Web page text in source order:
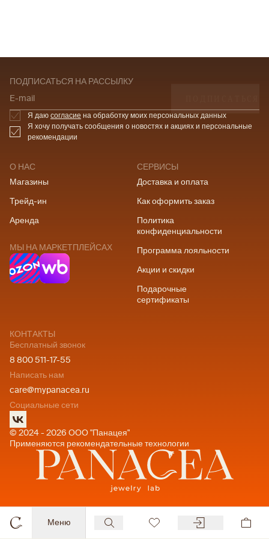
Меню
О НАС
Магазины
Трейд-ин
Аренда
МЫ НА МАРКЕТПЛЕЙСАХ
СЕРВИСЫ
Доставка и оплата
Как оформить заказ
Политика
конфиденциальности
Программа лояльности
Акции и скидки
Подарочные
сертификаты
КОНТАКТЫ
Бесплатный звонок
8 800 511-17-55
Написать нам
care@mypanacea.ru
Социальные сети
© 2024 - 2026 ООО "Панацея"
Применяются рекомендательные технологии
ПОДПИСАТЬСЯ НА РАССЫЛКУ
E-mail
Я даю согласие на обработку моих персональных данных
Я хочу получать сообщения о новостях и акциях и персональные
рекомендации